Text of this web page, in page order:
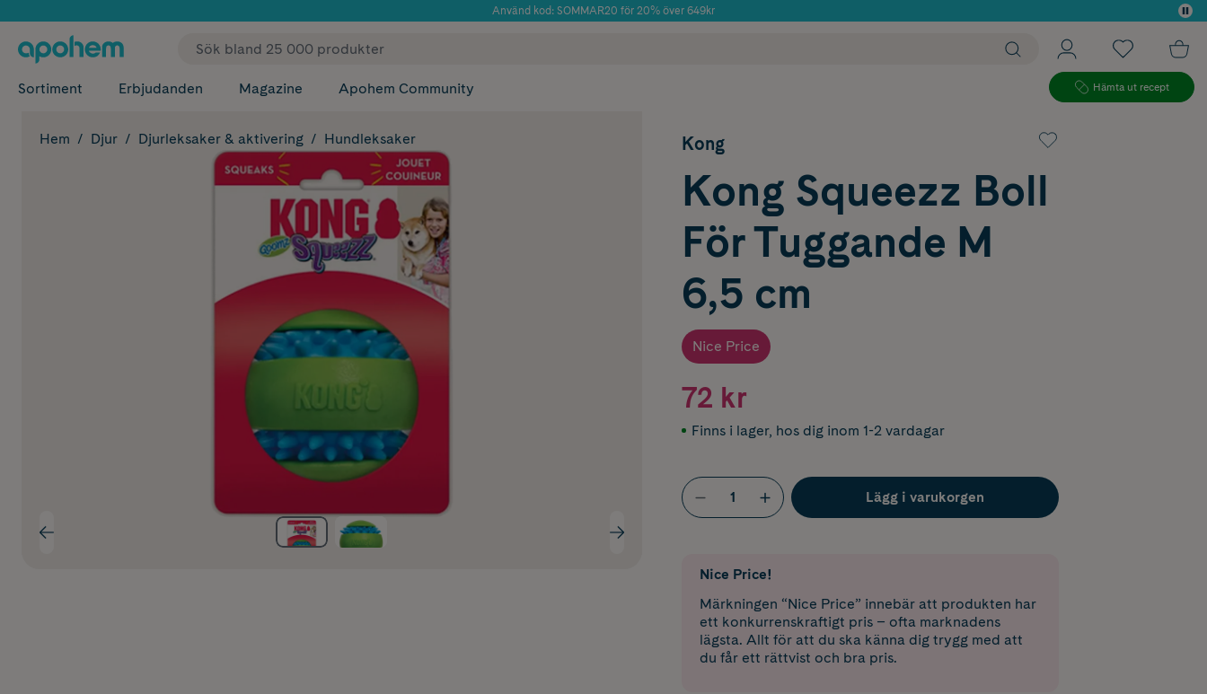
Använd kod: SOMMAR20 för 20% över 649kr
✓ Fri frakt
Sortiment Erbjudanden Magazine Apohem Community Hämta ut recept
Hem Djur Djurleksaker & aktivering Hundleksaker Kong
Kong Squeezz Boll
För Tuggande M
6,5 cm
Nice Price
72 kr
Finns i lager, hos dig inom 1-2 vardagar
Lägg i varukorgen
Nice Price!
Märkningen “Nice Price” innebär att produkten har
ett konkurrenskraftigt pris – ofta marknadens
lägsta. Allt för att du ska känna dig trygg med att
du får ett rättvist och bra pris.